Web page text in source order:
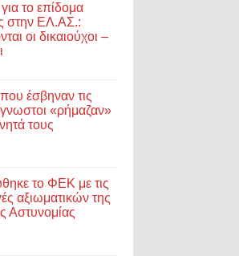
το επίδομα
στην ΕΛ.ΑΣ.:
οι δικαιούχοι –
έσβηναν τις
«ρήμαζαν»
τους
το ΦΕΚ με τις
αξιωματικών της
Αστυνομίας